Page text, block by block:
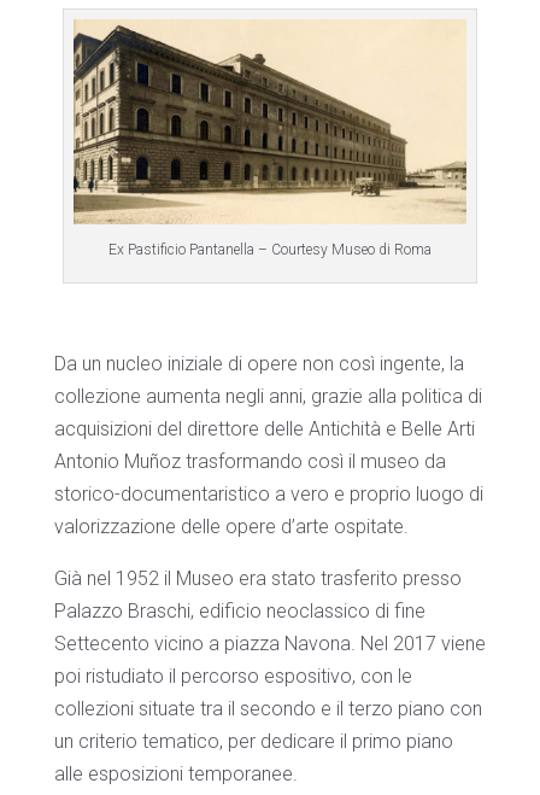
Ex Pastificio Pantanella – Courtesy Museo di Roma
Da un nucleo iniziale di opere non così ingente, la
collezione aumenta negli anni, grazie alla politica di
acquisizioni del direttore delle Antichità e Belle Arti
Antonio Muñoz trasformando così il museo da
storico-documentaristico a vero e proprio luogo di
valorizzazione delle opere d’arte ospitate.
Già nel 1952 il Museo era stato trasferito presso
Palazzo Braschi, edificio neoclassico di fine
Settecento vicino a piazza Navona. Nel 2017 viene
poi ristudiato il percorso espositivo, con le
collezioni situate tra il secondo e il terzo piano con
un criterio tematico, per dedicare il primo piano
alle esposizioni temporanee.